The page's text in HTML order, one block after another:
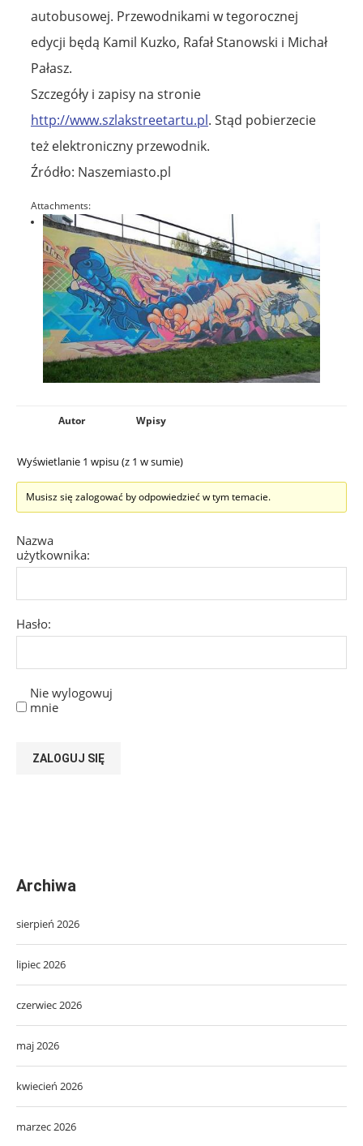
autobusowej. Przewodnikami w tegorocznej
edycji będą Kamil Kuzko, Rafał Stanowski i Michał
Pałasz.
Szczegóły i zapisy na stronie
http://www.szlakstreetartu.pl. Stąd pobierzecie
też elektroniczny przewodnik.
Źródło: Naszemiasto.pl
Attachments:
Autor Wpisy
Wyświetlanie 1 wpisu (z 1 w sumie)
Musisz się zalogować by odpowiedzieć w tym temacie.
Nazwa
użytkownika:
Hasło:
Nie wylogowuj
mnie
ZALOGUJ SIĘ
Archiwa
sierpień 2026
lipiec 2026
czerwiec 2026
maj 2026
kwiecień 2026
marzec 2026